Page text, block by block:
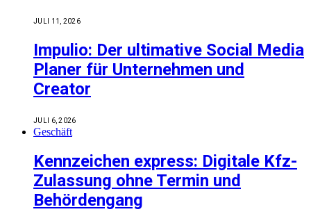
JULI 11, 2026
Impulio: Der ultimative Social Media
Planer für Unternehmen und
Creator
JULI 6, 2026
Geschäft
Kennzeichen express: Digitale Kfz-
Zulassung ohne Termin und
Behördengang